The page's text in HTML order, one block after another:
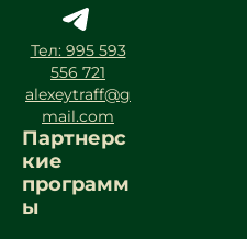
Тел: 995 593
556 721
alexeytraff@g
mail.com
Партнерс
кие
программ
ы